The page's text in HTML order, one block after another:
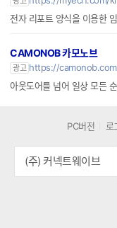
전자 리포트 양식을 이용한
CAMONOB 카모노브
광고 https://camonob.com
아웃도어를 넘어 일상 모든
PC버전 로
(주) 커넥트웨이브